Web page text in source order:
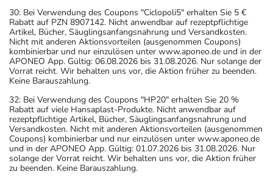
30: Bei Verwendung des Coupons "Ciclopoli5" erhalten Sie 5 €
Rabatt auf PZN 8907142. Nicht anwendbar auf rezeptpflichtige
Artikel, Bücher, Säuglingsanfangsnahrung und Versandkosten.
Nicht mit anderen Aktionsvorteilen (ausgenommen Coupons)
kombinierbar und nur einzulösen unter www.aponeo.de und in der
APONEO App. Gültig: 06.08.2026 bis 31.08.2026. Nur solange der
Vorrat reicht. Wir behalten uns vor, die Aktion früher zu beenden.
Keine Barauszahlung.
32: Bei Verwendung des Coupons "HP20" erhalten Sie 20 %
Rabatt auf viele Hansaplast-Produkte. Nicht anwendbar auf
rezeptpflichtige Artikel, Bücher, Säuglingsanfangsnahrung und
Versandkosten. Nicht mit anderen Aktionsvorteilen (ausgenommen
Coupons) kombinierbar und nur einzulösen unter www.aponeo.de
und in der APONEO App. Gültig: 01.07.2026 bis 31.08.2026. Nur
solange der Vorrat reicht. Wir behalten uns vor, die Aktion früher
zu beenden. Keine Barauszahlung.